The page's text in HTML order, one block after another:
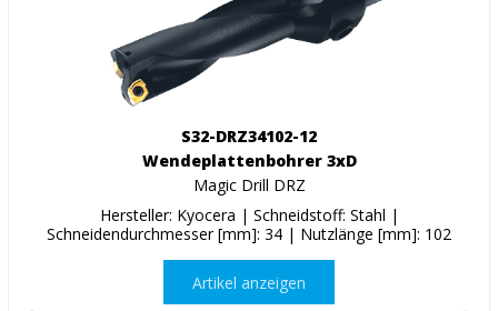
S32-DRZ34102-12
Wendeplattenbohrer 3xD
Magic Drill DRZ
Hersteller: Kyocera | Schneidstoff: Stahl |
Schneidendurchmesser [mm]: 34 | Nutzlänge [mm]: 102
Artikel anzeigen